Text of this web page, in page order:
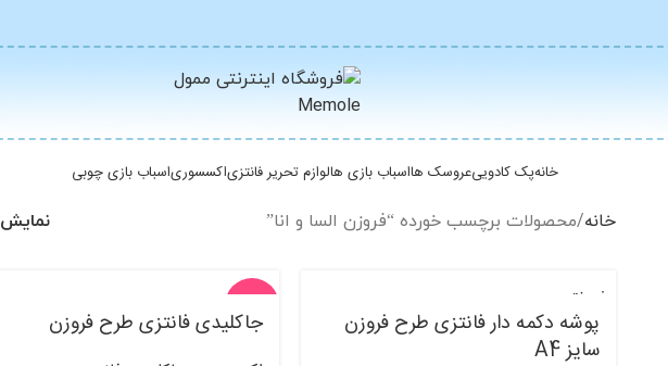
خانهپک کادوییعروسک هااسباب بازی هالوازم تحریر فانتزیاکسسوریاسباب بازی چوبی
خانه محصولات برچسب خورده “فروزن السا و انا” نمایش
فروخت
ه شده
پوشه دکمه دار فانتزی طرح فروزن
سایز A4
جاکلیدی فانتزی طرح فروزن